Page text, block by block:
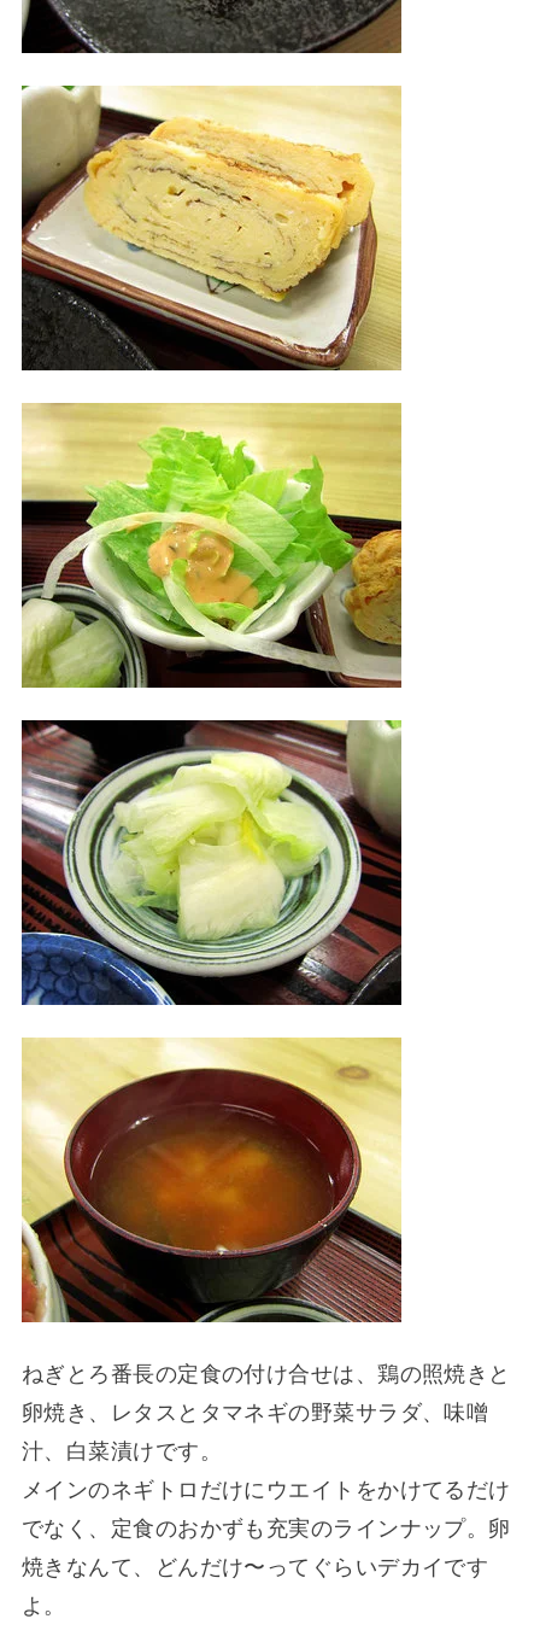
ねぎとろ番長の定食の付け合せは、鶏の照焼きと
卵焼き、レタスとタマネギの野菜サラダ、味噌
汁、白菜漬けです。
メインのネギトロだけにウエイトをかけてるだけ
でなく、定食のおかずも充実のラインナップ。卵
焼きなんて、どんだけ〜ってぐらいデカイです
よ。